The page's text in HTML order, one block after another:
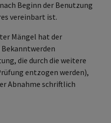
Beginn der Benutzung
vereinbart ist.
Mängel hat der
die durch die weitere
entzogen werden),
Abnahme schriftlich